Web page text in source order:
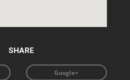
SHARE
Google+